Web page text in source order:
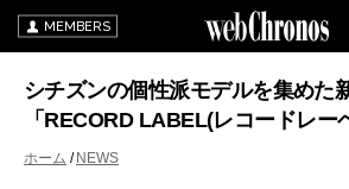
MEMBERS
シチズンの個性派モデルを集めた
「RECORD LABEL(レコードレー
ホーム NEWS